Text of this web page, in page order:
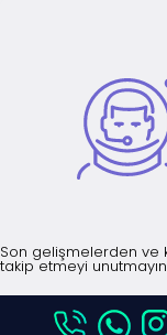
Son gelişmelerden
takip etmeyi